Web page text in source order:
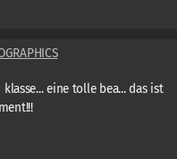
eine tolle bea... das ist